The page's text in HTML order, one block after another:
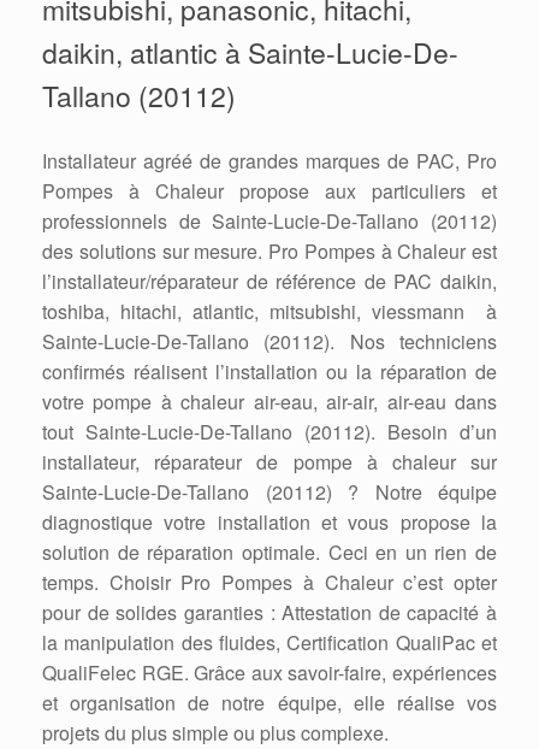
mitsubishi, panasonic, hitachi,
daikin, atlantic à Sainte-Lucie-De-
Tallano (20112)
Installateur agréé de grandes marques de PAC, Pro
Pompes à Chaleur propose aux particuliers et
professionnels de Sainte-Lucie-De-Tallano (20112)
des solutions sur mesure. Pro Pompes à Chaleur est
l’installateur/réparateur de référence de PAC daikin,
toshiba, hitachi, atlantic, mitsubishi, viessmann à
Sainte-Lucie-De-Tallano (20112). Nos techniciens
confirmés réalisent l’installation ou la réparation de
votre pompe à chaleur air-eau, air-air, air-eau dans
tout Sainte-Lucie-De-Tallano (20112). Besoin d’un
installateur, réparateur de pompe à chaleur sur
Sainte-Lucie-De-Tallano (20112) ? Notre équipe
diagnostique votre installation et vous propose la
solution de réparation optimale. Ceci en un rien de
temps. Choisir Pro Pompes à Chaleur c’est opter
pour de solides garanties : Attestation de capacité à
la manipulation des fluides, Certification QualiPac et
QualiFelec RGE. Grâce aux savoir-faire, expériences
et organisation de notre équipe, elle réalise vos
projets du plus simple ou plus complexe.